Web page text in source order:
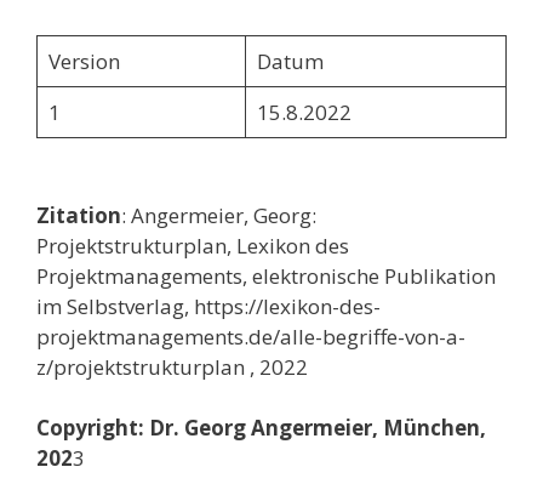
Version
Datum
1
15.8.2022
Zitation: Angermeier, Georg:
Projektstrukturplan, Lexikon des
Projektmanagements, elektronische Publikation
im Selbstverlag, https://lexikon-des-
projektmanagements.de/alle-begriffe-von-a-
z/projektstrukturplan , 2022
Copyright: Dr. Georg Angermeier, München,
2023